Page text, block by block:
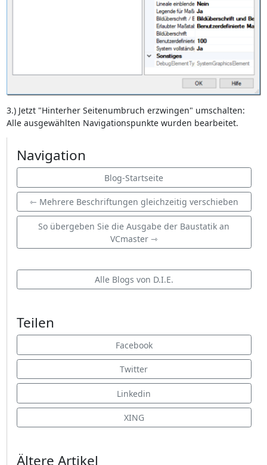
3.) Jetzt "Hinterher Seitenumbruch erzwingen" umschalten:
Alle ausgewählten Navigationspunkte wurden bearbeitet.
Navigation
Blog-Startseite
⇽ Mehrere Beschriftungen gleichzeitig verschieben
So übergeben Sie die Ausgabe der Baustatik an
VCmaster ⇾
Alle Blogs von D.I.E.
Teilen
Facebook
Twitter
Linkedin
XING
Ältere Artikel